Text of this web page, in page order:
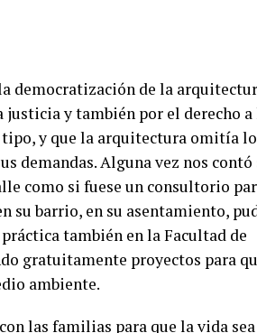
democratización de la
y también por el derecho a
y que la arquitectura omitía
demandas. Alguna vez nos contó
como si fuese un consultorio
su barrio, en su asentamiento,
también en la Facultad de
gratuitamente proyectos para
ambiente.
las familias para que la vida sea